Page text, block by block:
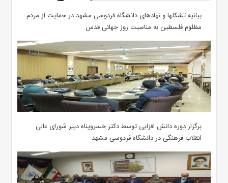
بیانیه تشکلها و نهادهای دانشگاه فردوسی مشهد در حمایت از مردم
مظلوم فلسطین به مناسبت روز جهانی قدس
برگزار دوره دانش افزایی توسط دکتر خسروپناه دبیر شورای عالی
انقلاب فرهنگی در دانشگاه فردوسی مشهد